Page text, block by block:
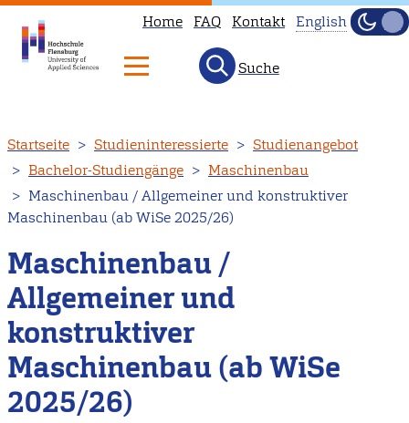
zum
Inhalt
Home FAQ Kontakt
not
in
main
page
English
Hell
Suche
Startseite Studieninteressierte
Studienangebot
Bachelor-Studiengänge
Maschinenbau
Maschinenbau / Allgemeiner und konstruktiver
Maschinenbau (ab WiSe 2025/26)
Maschinenbau /
Allgemeiner und
konstruktiver
Maschinenbau (ab WiSe
2025/26)